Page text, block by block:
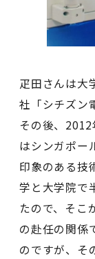
疋田さんは大
社「シチズン
その後、
はシンガポー
印象のある技
学と大学院で
たので、そこ
の赴任の関係
のですが、そ